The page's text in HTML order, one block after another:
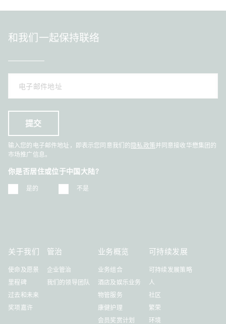
和我们一起保持联络
输入您的电子邮件地址，即表示您同意我们的 隐私政策并同意接收华懋集团的
市场推广信息。
你是否居住或位于中国大陆?
是的 不是
关于我们
使命及愿景
里程碑
过去和未来
奖项嘉许
管治
企业管治
我们的领导团队
业务概览
业务组合
酒店及娱乐业务
物管服务
康健护理
会员奖赏计划
可持续发展
可持续发展策略
人
社区
繁荣
环境